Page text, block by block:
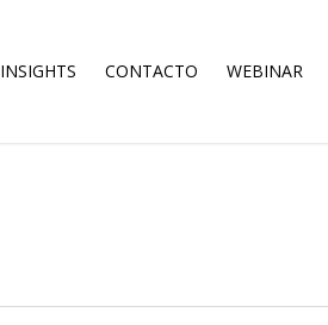
INSIGHTS CONTACTO WEBINAR